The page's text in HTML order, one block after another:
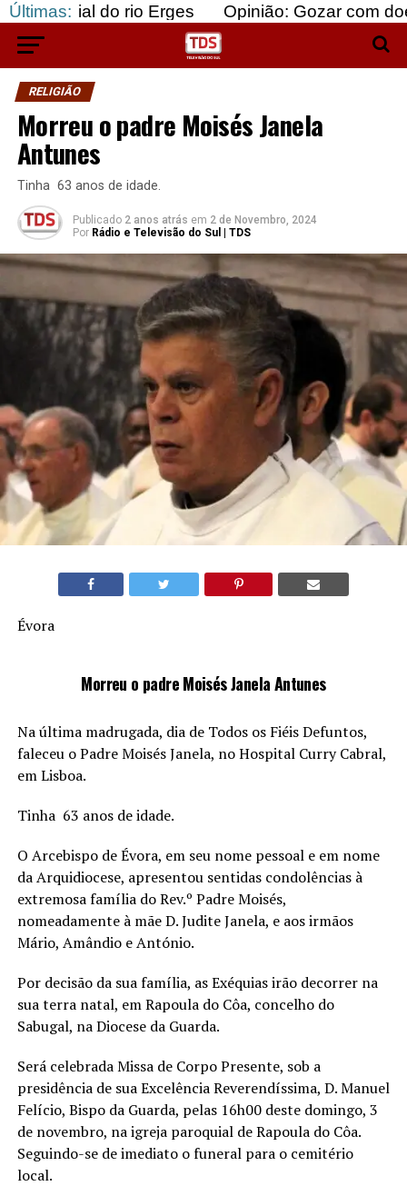
Últimas:
do rio Erges Opinião: Gozar com doentes e
RELIGIÃO
Morreu o padre Moisés Janela
Antunes
Tinha 63 anos de idade.
Publicado 2 anos atrás em 2 de Novembro, 2024
Por Rádio e Televisão do Sul | TDS
Évora
Morreu o padre Moisés Janela Antunes
Na última madrugada, dia de Todos os Fiéis Defuntos,
faleceu o Padre Moisés Janela, no Hospital Curry Cabral,
em Lisboa.
Tinha 63 anos de idade.
O Arcebispo de Évora, em seu nome pessoal e em nome
da Arquidiocese, apresentou sentidas condolências à
extremosa família do Rev.º Padre Moisés,
nomeadamente à mãe D. Judite Janela, e aos irmãos
Mário, Amândio e António.
Por decisão da sua família, as Exéquias irão decorrer na
sua terra natal, em Rapoula do Côa, concelho do
Sabugal, na Diocese da Guarda.
Será celebrada Missa de Corpo Presente, sob a
presidência de sua Excelência Reverendíssima, D. Manuel
Felício, Bispo da Guarda, pelas 16h00 deste domingo, 3
de novembro, na igreja paroquial de Rapoula do Côa.
Seguindo-se de imediato o funeral para o cemitério
local.